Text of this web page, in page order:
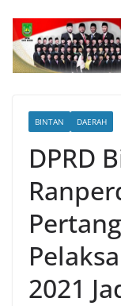
BINTAN DAERAH
DPRD
2021